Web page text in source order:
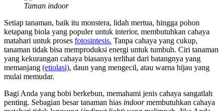
Taman indoor
Setiap tanaman, baik itu monstera, lidah mertua, hingga pohon
ketapang biola yang populer untuk interior, membutuhkan cahaya
matahari untuk proses fotosintesis. Tanpa cahaya yang cukup,
tanaman tidak bisa memproduksi energi untuk tumbuh. Ciri tanaman
yang kekurangan cahaya biasanya terlihat dari batangnya yang
memanjang (etiolasi), daun yang mengecil, atau warna hijau yang
mulai memudar.
Bagi Anda yang hobi berkebun, memahami jenis cahaya sangatlah
penting. Sebagian besar tanaman hias indoormembutuhkan cahaya